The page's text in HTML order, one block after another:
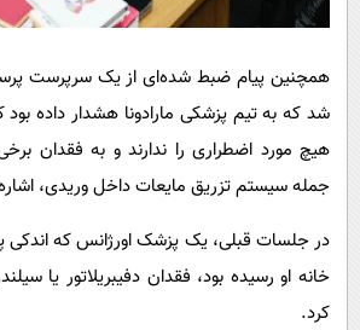
همچنین پیام ضبط شده‌ای از یک سرپرست
شد که به تیم پزشکی مارادونا هشدار داده
هیچ مورد اضطراری را ندارند و به فقدان
جمله سیستم تزریق مایعات داخل وریدی،
در جلسات قبلی، یک پزشک اورژانس که اندکی
خانه او رسیده بود، فقدان دفیبریلاتور یا
کرد.